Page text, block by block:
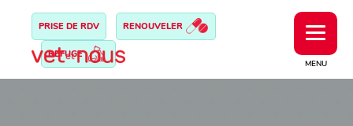
MENU
PRISE DE RDV RENOUVELER
REFUGE